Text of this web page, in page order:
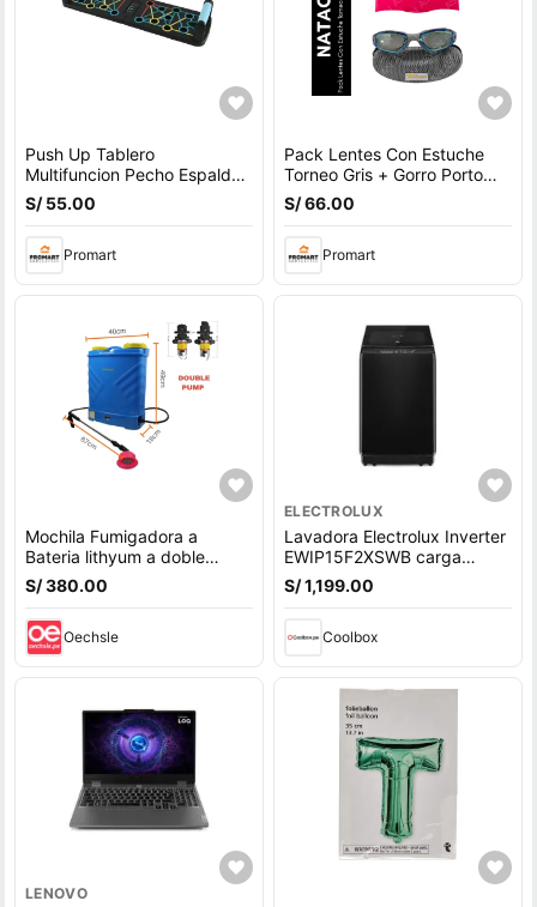
Push Up Tablero
Multifuncion Pecho Espalda
Hombros Triceps
S/ 55.00
Promart
Pack Lentes Con Estuche
Torneo Gris + Gorro Porto
Fucsia
S/ 66.00
Promart
Mochila Fumigadora a
Bateria lithyum a doble
bomba
S/ 380.00
Oechsle
ELECTROLUX
Lavadora Electrolux Inverter
EWIP15F2XSWB carga
superior, capacidad 15 kg,
negro
S/ 1,199.00
Coolbox
LENOVO